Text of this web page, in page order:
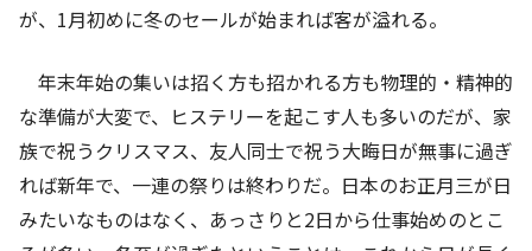
が、 1月初めに冬のセールが始まれば客が溢れる。
年末年始の集いは招く方も招かれる方も物理的・精神的
な準備が大変で、ヒステリーを起こす人も多いのだが、家
族で祝うクリスマス、友人同士で祝う大晦日が無事に過ぎ
れば新年で、一連の祭りは終わりだ。日本のお正月三が日
みたいなものはなく、あっさりと2日から仕事始めのとこ